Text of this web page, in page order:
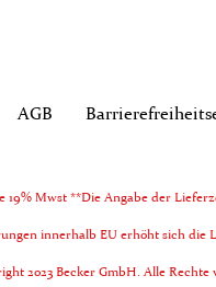
AGB
19% Mwst **Die Angabe der
innerhalb EU erhöht sich die
2023 Becker GmbH. Alle